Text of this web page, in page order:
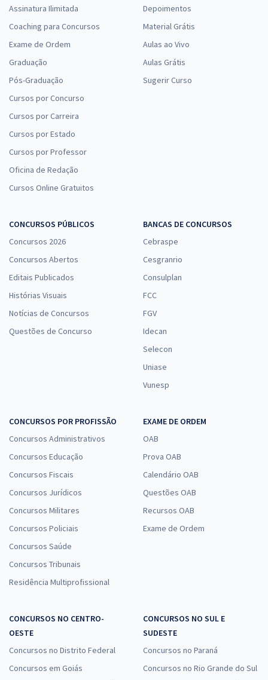
Assinatura Ilimitada
Coaching para Concursos
Exame de Ordem
Graduação
Pós-Graduação
Cursos por Concurso
Cursos por Carreira
Cursos por Estado
Cursos por Professor
Oficina de Redação
Cursos Online Gratuitos
Depoimentos
Material Grátis
Aulas ao Vivo
Aulas Grátis
Sugerir Curso
CONCURSOS PÚBLICOS
Concursos 2026
Concursos Abertos
Editais Publicados
Histórias Visuais
Notícias de Concursos
Questões de Concurso
BANCAS DE CONCURSOS
Cebraspe
Cesgranrio
Consulplan
FCC
FGV
Idecan
Selecon
Uniase
Vunesp
CONCURSOS POR PROFISSÃO
Concursos Administrativos
Concursos Educação
Concursos Fiscais
Concursos Jurídicos
Concursos Militares
Concursos Policiais
Concursos Saúde
Concursos Tribunais
Residência Multiprofissional
EXAME DE ORDEM
OAB
Prova OAB
Calendário OAB
Questões OAB
Recursos OAB
Exame de Ordem
CONCURSOS NO CENTRO-
OESTE
Concursos no Distrito Federal
Concursos em Goiás
CONCURSOS NO SUL E
SUDESTE
Concursos no Paraná
Concursos no Rio Grande do Sul